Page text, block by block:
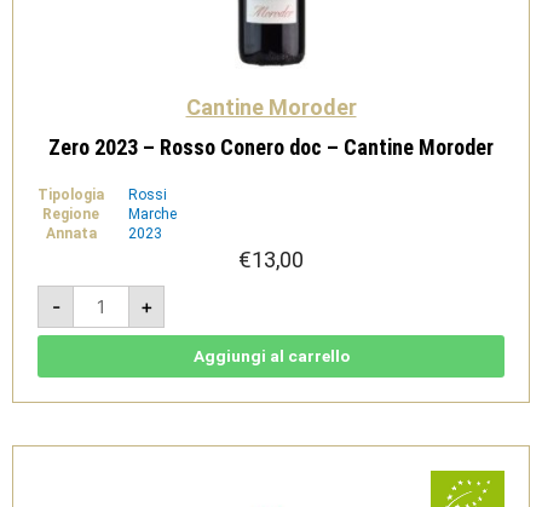
Cantine Moroder
Zero 2023 – Rosso Conero doc – Cantine Moroder
Tipologia
Rossi
Regione
Marche
Annata
2023
€13,00
-
Zero
2023
-
Rosso
Cantine
+
Aggiungi al carrello